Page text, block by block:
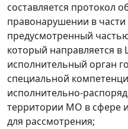
составляется протокол
правонарушении в
предусмотренный
который направляется
исполнительный орган
специальной
исполнительно-
территории МО в сфере
для рассмотрения;